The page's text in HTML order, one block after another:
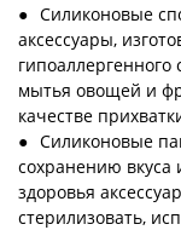
Силиконовые
аксессуары,
мытья овощей и
качестве
Силиконовые
сохранению вкуса
здоровья
стерилизовать,